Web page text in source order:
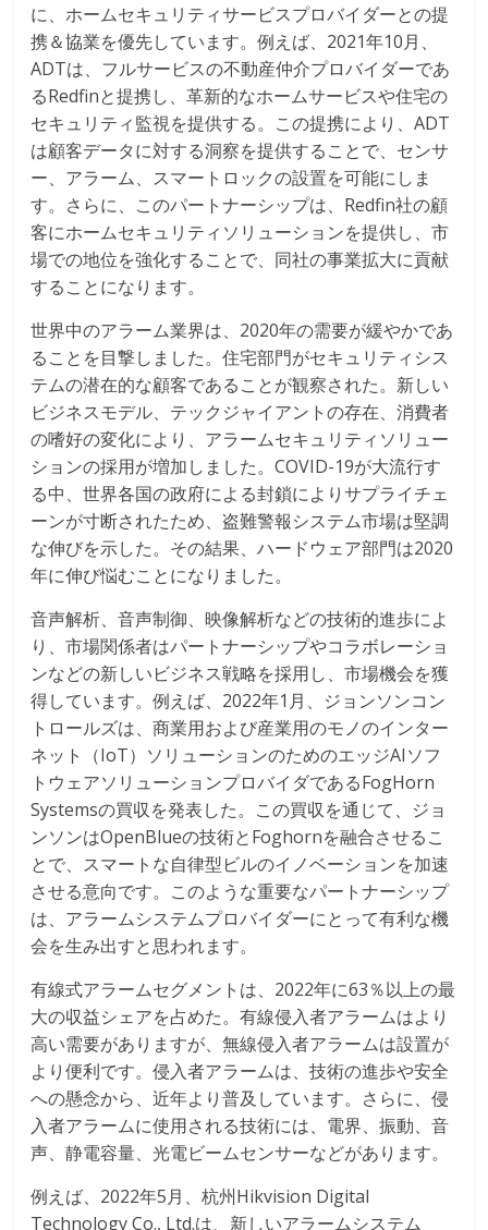
に、ホームセキュリティサービスプロバイダーとの提
携＆協業を優先しています。例えば、2021年10月、
ADTは、フルサービスの不動産仲介プロバイダーであ
るRedfinと提携し、革新的なホームサービスや住宅の
セキュリティ監視を提供する。この提携により、ADT
は顧客データに対する洞察を提供することで、センサ
ー、アラーム、スマートロックの設置を可能にしま
す。さらに、このパートナーシップは、Redfin社の顧
客にホームセキュリティソリューションを提供し、市
場での地位を強化することで、同社の事業拡大に貢献
することになります。
世界中のアラーム業界は、2020年の需要が緩やかであ
ることを目撃しました。住宅部門がセキュリティシス
テムの潜在的な顧客であることが観察された。新しい
ビジネスモデル、テックジャイアントの存在、消費者
の嗜好の変化により、アラームセキュリティソリュー
ションの採用が増加しました。COVID-19が大流行す
る中、世界各国の政府による封鎖によりサプライチェ
ーンが寸断されたため、盗難警報システム市場は堅調
な伸びを示した。その結果、ハードウェア部門は2020
年に伸び悩むことになりました。
音声解析、音声制御、映像解析などの技術的進歩によ
り、市場関係者はパートナーシップやコラボレーショ
ンなどの新しいビジネス戦略を採用し、市場機会を獲
得しています。例えば、2022年1月、ジョンソンコン
トロールズは、商業用および産業用のモノのインター
ネット（IoT）ソリューションのためのエッジAIソフ
トウェアソリューションプロバイダであるFogHorn
Systemsの買収を発表した。この買収を通じて、ジョ
ンソンはOpenBlueの技術とFoghornを融合させるこ
とで、スマートな自律型ビルのイノベーションを加速
させる意向です。このような重要なパートナーシップ
は、アラームシステムプロバイダーにとって有利な機
会を生み出すと思われます。
有線式アラームセグメントは、2022年に63％以上の最
大の収益シェアを占めた。有線侵入者アラームはより
高い需要がありますが、無線侵入者アラームは設置が
より便利です。侵入者アラームは、技術の進歩や安全
への懸念から、近年より普及しています。さらに、侵
入者アラームに使用される技術には、電界、振動、音
声、静電容量、光電ビームセンサーなどがあります。
例えば、2022年5月、杭州Hikvision Digital
Technology Co., Ltd.は、新しいアラームシステム